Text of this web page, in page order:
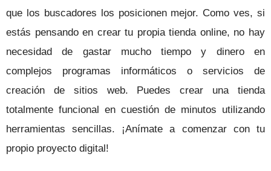
que los buscadores los posicionen mejor. Como ves, si
estás pensando en crear tu propia tienda online, no hay
necesidad de gastar mucho tiempo y dinero en
complejos programas informáticos o servicios de
creación de sitios web. Puedes crear una tienda
totalmente funcional en cuestión de minutos utilizando
herramientas sencillas. ¡Anímate a comenzar con tu
propio proyecto digital!